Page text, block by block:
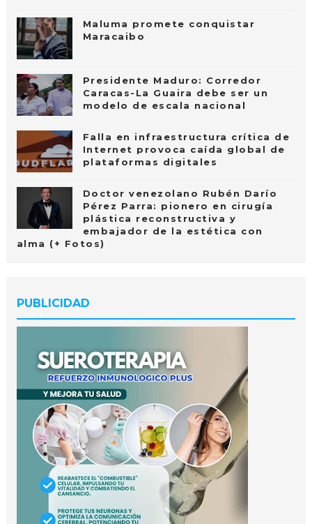
Maluma promete conquistar
Maracaibo
Presidente Maduro: Corredor
Caracas-La Guaira debe ser un
modelo de escala nacional
Falla en infraestructura crítica de
Internet provoca caída global de
plataformas digitales
Doctor venezolano Rubén Darío
Pérez Parra: pionero en cirugía
plástica reconstructiva y
embajador de la estética con
alma (+ Fotos)
PUBLICIDAD